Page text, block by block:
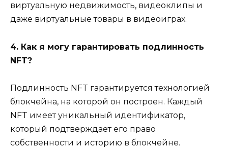
виртуальную недвижимость, видеоклипы и
даже виртуальные товары в видеоиграх.
4. Как я могу гарантировать подлинность
NFT?
Подлинность NFT гарантируется технологией
блокчейна, на которой он построен. Каждый
NFT имеет уникальный идентификатор,
который подтверждает его право
собственности и историю в блокчейне.